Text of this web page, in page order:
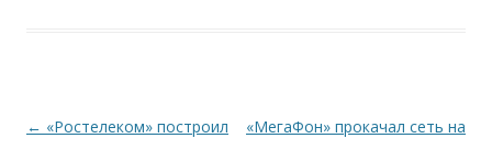
Навигация
← «Ростелеком» построил
«МегаФон» прокачал сеть на